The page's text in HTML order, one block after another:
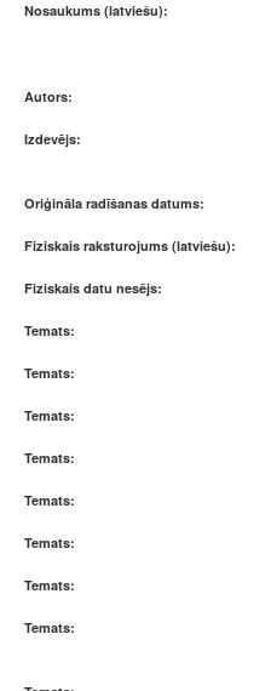
Nosaukums (latviešu):
Autors:
Izdevējs:
Oriģināla radīšanas datums:
Fiziskais raksturojums (latviešu):
Fiziskais datu nesējs:
Temats:
Temats:
Temats:
Temats:
Temats:
Temats:
Temats:
Temats: